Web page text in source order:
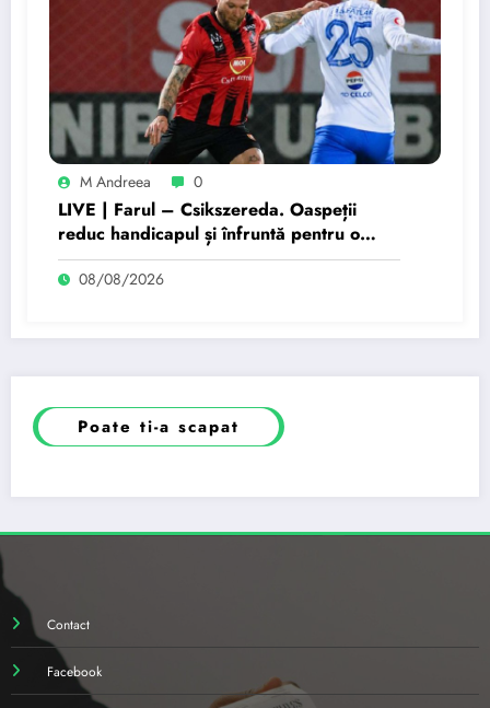
M Andreea 0
LIVE | Farul – Csikszereda. Oaspeții
reduc handicapul și înfruntă pentru o
egalare
08/08/2026
Poate ti-a scapat
Contact
Facebook